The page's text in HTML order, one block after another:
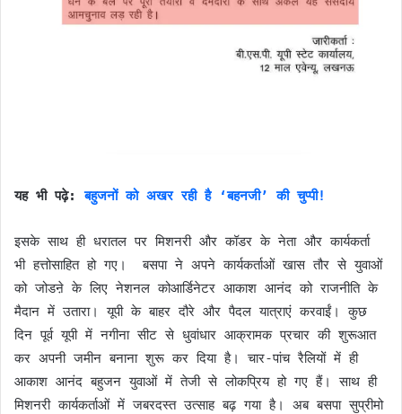
यह भी पढ़े:बहुजनों को अखर रही है ‘बहनजी’ की चुप्पी!
इसके साथ ही धरातल पर मिशनरी और कॉडर के नेता और कार्यकर्ता
भी हत्तोसाहित हो गए। बसपा ने अपने कार्यकर्ताओं खास तौर से युवाओं
को जोडऩे के लिए नेशनल कोआर्डिनेटर आकाश आनंद को राजनीति के
मैदान में उतारा। यूपी के बाहर दौरे और पैदल यात्राएं करवाईं। कुछ
दिन पूर्व यूपी में नगीना सीट से धुवांधार आक्रामक प्रचार की शुरूआत
कर अपनी जमीन बनाना शुरू कर दिया है। चार-पांच रैलियों में ही
आकाश आनंद बहुजन युवाओं में तेजी से लोकप्रिय हो गए हैं। साथ ही
मिशनरी कार्यकर्ताओं में जबरदस्त उत्साह बढ़ गया है। अब बसपा सुप्रीमो